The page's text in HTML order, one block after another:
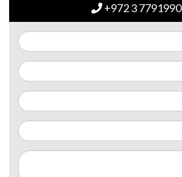
+972 3 7791990